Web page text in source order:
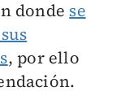
donde se
, por ello